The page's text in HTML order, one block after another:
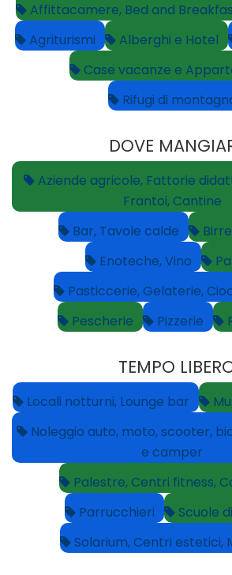
Affittacamere, Bed and
Agriturismi
Alberghi e Hotel
Case vacanze e
Rifugi di
DOVE
Aziende agricole, Fattorie
Frantoi, Cantine
Bar, Tavole calde
Enoteche, Vino
Pasticcerie, Gelaterie,
Pescherie
Pizzerie
TEMPO
Locali notturni, Lounge bar
Noleggio auto, moto, scooter,
e camper
Palestre, Centri fitness,
Parrucchieri
Scuole
Solarium, Centri estetici,